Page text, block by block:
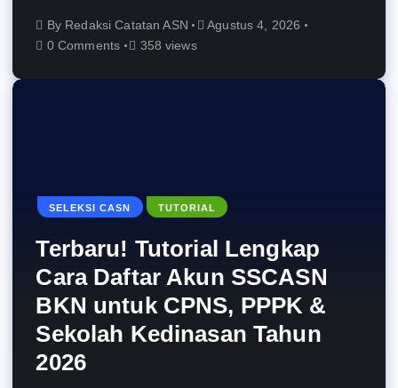
By Redaksi Catatan ASN
Agustus 4, 2026
0 Comments
358 views
SELEKSI CASN TUTORIAL
Terbaru! Tutorial Lengkap
Cara Daftar Akun SSCASN
BKN untuk CPNS, PPPK &
Sekolah Kedinasan Tahun
2026